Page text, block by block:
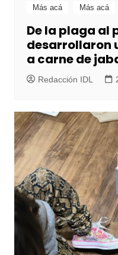
Más acá Más acá
De la plaga al
desarrollaron
a carne de
Redacción IDL